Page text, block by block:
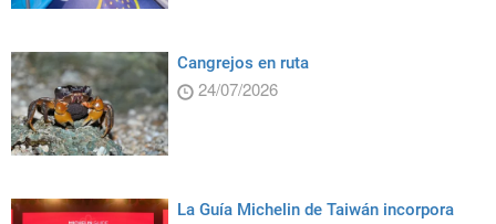
Cangrejos en ruta
24/07/2026
La Guía Michelin de Taiwán incorpora